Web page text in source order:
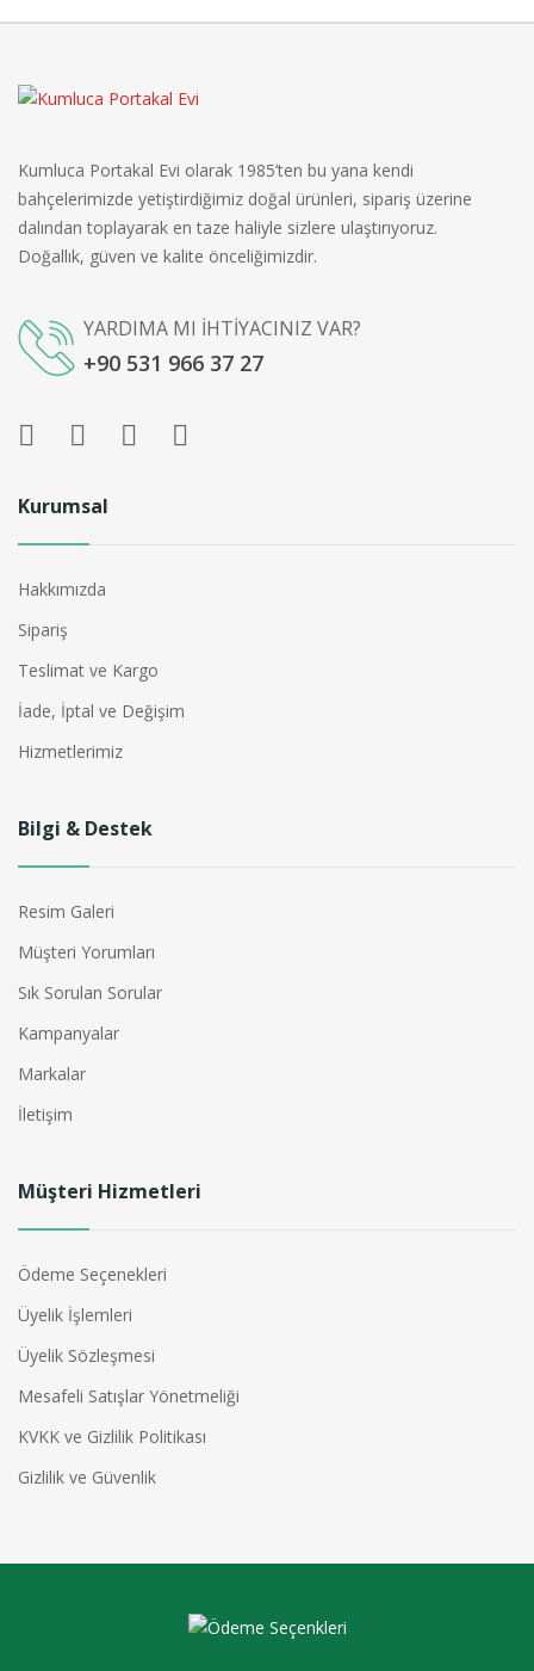
Kumluca Portakal Evi olarak 1985’ten bu yana kendi
bahçelerimizde yetiştirdiğimiz doğal ürünleri, sipariş üzerine
dalından toplayarak en taze haliyle sizlere ulaştırıyoruz.
Doğallık, güven ve kalite önceliğimizdir.
YARDIMA MI İHTİYACINIZ VAR?
+90 531 966 37 27
Kurumsal
Hakkımızda
Sipariş
Teslimat ve Kargo
İade, İptal ve Değişim
Hizmetlerimiz
Bilgi & Destek
Resim Galeri
Müşteri Yorumları
Sık Sorulan Sorular
Kampanyalar
Markalar
İletişim
Müşteri Hizmetleri
Ödeme Seçenekleri
Üyelik İşlemleri
Üyelik Sözleşmesi
Mesafeli Satışlar Yönetmeliği
KVKK ve Gizlilik Politikası
Gizlilik ve Güvenlik